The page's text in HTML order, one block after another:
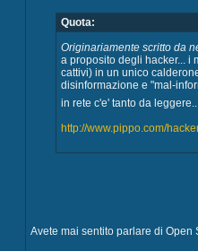
Quota:
Originariamente scritto da
a proposito degli hacker... i
cattivi) in un unico
disinformazione e "mal-
in rete c'e' tanto da
http://www.pippo.com/
Avete mai sentito parlare di Open